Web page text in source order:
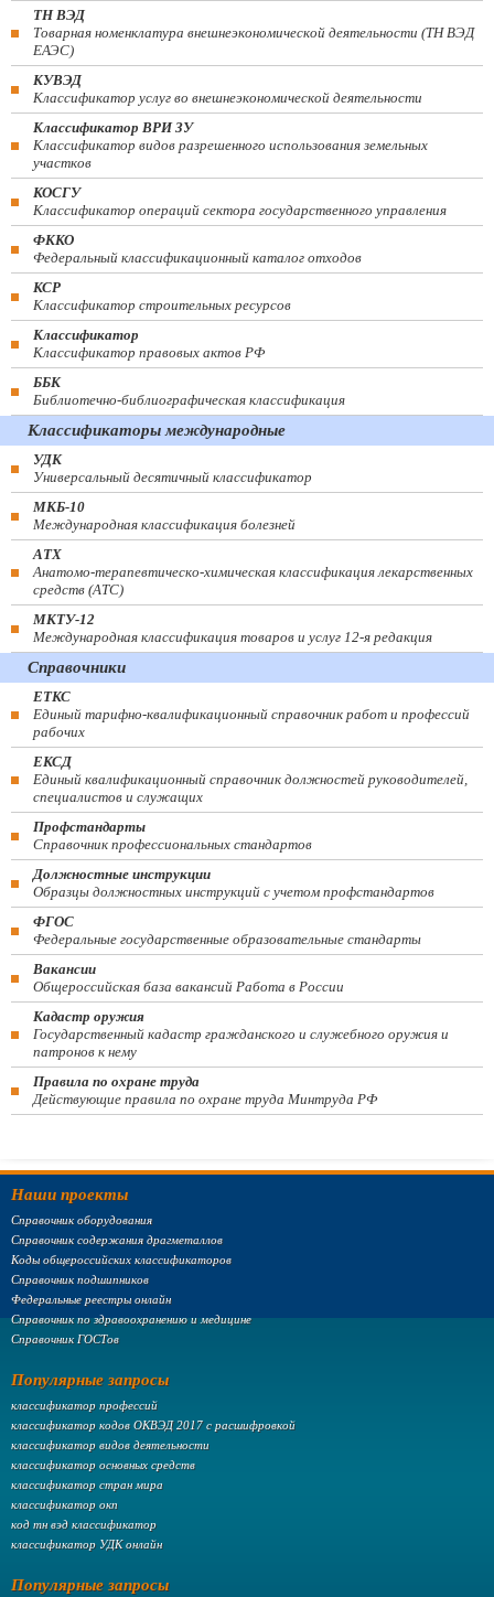
ТН ВЭД
Товарная номенклатура внешнеэкономической деятельности (ТН ВЭД
ЕАЭС)
КУВЭД
Классификатор услуг во внешнеэкономической деятельности
Классификатор ВРИ ЗУ
Классификатор видов разрешенного использования земельных
участков
КОСГУ
Классификатор операций сектора государственного управления
ФККО
Федеральный классификационный каталог отходов
КСР
Классификатор строительных ресурсов
Классификатор
Классификатор правовых актов РФ
ББК
Библиотечно-библиографическая классификация
Классификаторы международные
УДК
Универсальный десятичный классификатор
МКБ-10
Международная классификация болезней
АТХ
Анатомо-терапевтическо-химическая классификация лекарственных
средств (ATC)
МКТУ-12
Международная классификация товаров и услуг 12-я редакция
Справочники
ЕТКС
Единый тарифно-квалификационный справочник работ и профессий
рабочих
ЕКСД
Единый квалификационный справочник должностей руководителей,
специалистов и служащих
Профстандарты
Справочник профессиональных стандартов
Должностные инструкции
Образцы должностных инструкций с учетом профстандартов
ФГОС
Федеральные государственные образовательные стандарты
Вакансии
Общероссийская база вакансий Работа в России
Кадастр оружия
Государственный кадастр гражданского и служебного оружия и
патронов к нему
Правила по охране труда
Действующие правила по охране труда Минтруда РФ
Наши проекты
Справочник оборудования
Справочник содержания драгметаллов
Коды общероссийских классификаторов
Справочник подшипников
Федеральные реестры онлайн
Справочник по здравоохранению и медицине
Справочник ГОСТов
Популярные запросы
классификатор профессий
классификатор кодов ОКВЭД 2017 с расшифровкой
классификатор видов деятельности
классификатор основных средств
классификатор стран мира
классификатор окп
код тн вэд классификатор
классификатор УДК онлайн
Популярные запросы